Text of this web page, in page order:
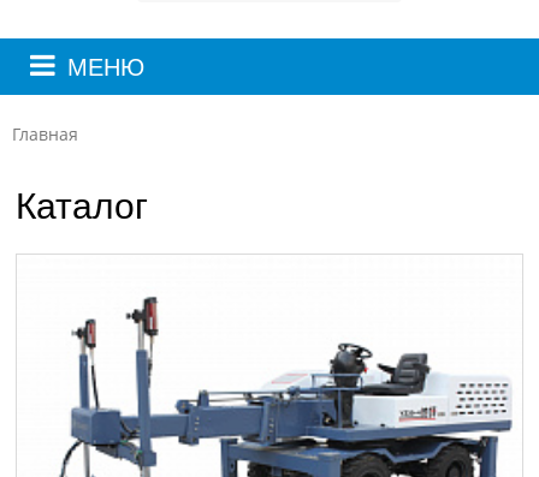
МЕНЮ
Главная
Каталог